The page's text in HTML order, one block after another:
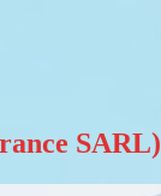
SARL)